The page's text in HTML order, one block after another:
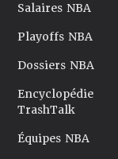
Salaires NBA
Playoffs NBA
Dossiers NBA
Encyclopédie
TrashTalk
Équipes NBA